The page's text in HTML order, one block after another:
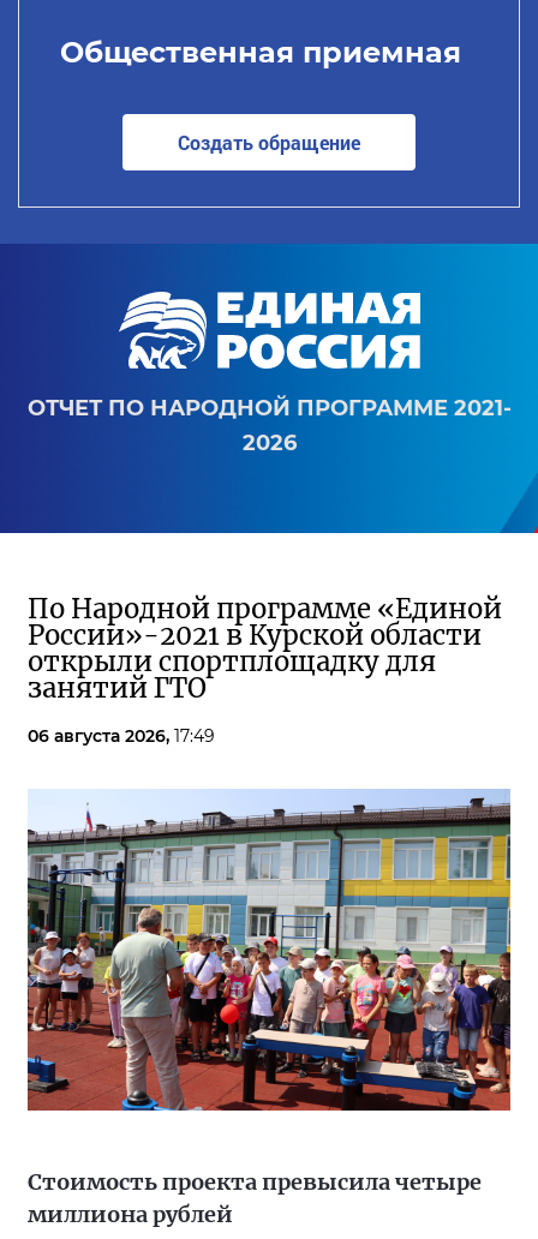
Общественная приемная
Создать обращение
ОТЧЕТ ПО НАРОДНОЙ ПРОГРАММЕ 2021-
2026
По Народной программе «Единой
России»-2021 в Курской области
открыли спортплощадку для
занятий ГТО
06 августа 2026, 17:49
Стоимость проекта превысила четыре
миллиона рублей